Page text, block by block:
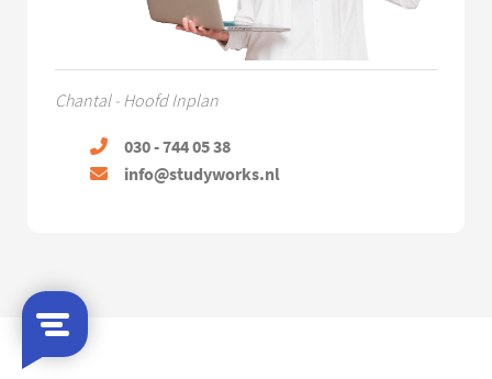
Chantal - Hoofd Inplan
030 - 744 05 38
info@studyworks.nl